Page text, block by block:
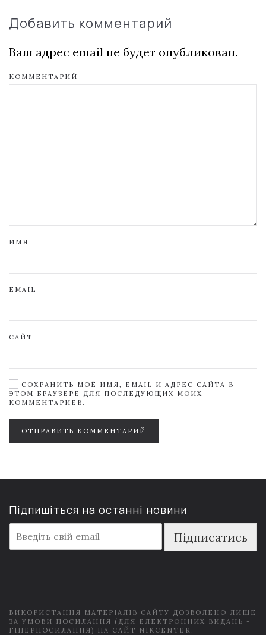
Добавить комментарий
Ваш адрес email не будет опубликован.
КОММЕНТАРИЙ
ИМЯ
EMAIL
САЙТ
СОХРАНИТЬ МОЁ ИМЯ, EMAIL И АДРЕС САЙТА В
ЭТОМ БРАУЗЕРЕ ДЛЯ ПОСЛЕДУЮЩИХ МОИХ
КОММЕНТАРИЕВ.
ОТПРАВИТЬ КОММЕНТАРИЙ
Підпишіться на останні новини
m
a
Підписатись
ВИКОРИСТАННЯ МАТЕРІАЛІВ САЙТУ ДОЗВОЛЕНО ЛИШЕ
ЗА УМОВИ ПОСИЛАННЯ (ДЛЯ ЕЛЕКТРОННИХ ВИДАНЬ -
ГІПЕРПОСИЛАННЯ) НА САЙТ NIKCENTER.